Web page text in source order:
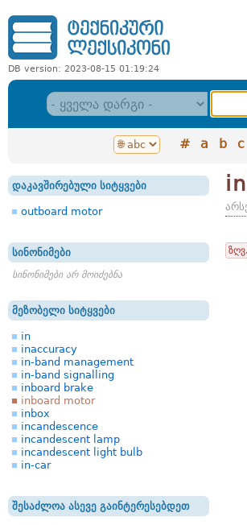
DB version: 2023-08-15 01:19:24
# a b c
დაკავშირებული სიტყვები
outboard motor
სინონიმები
სინონიმები არ მოიძებნა
მეზობელი სიტყვები
in
inaccuracy
in-band management
in-band signalling
inboard brake
inboard motor
inbox
incandescence
incandescent lamp
incandescent light bulb
in-car
შესაძლოა ასევე გაინტერესებდეთ
ზღვ.